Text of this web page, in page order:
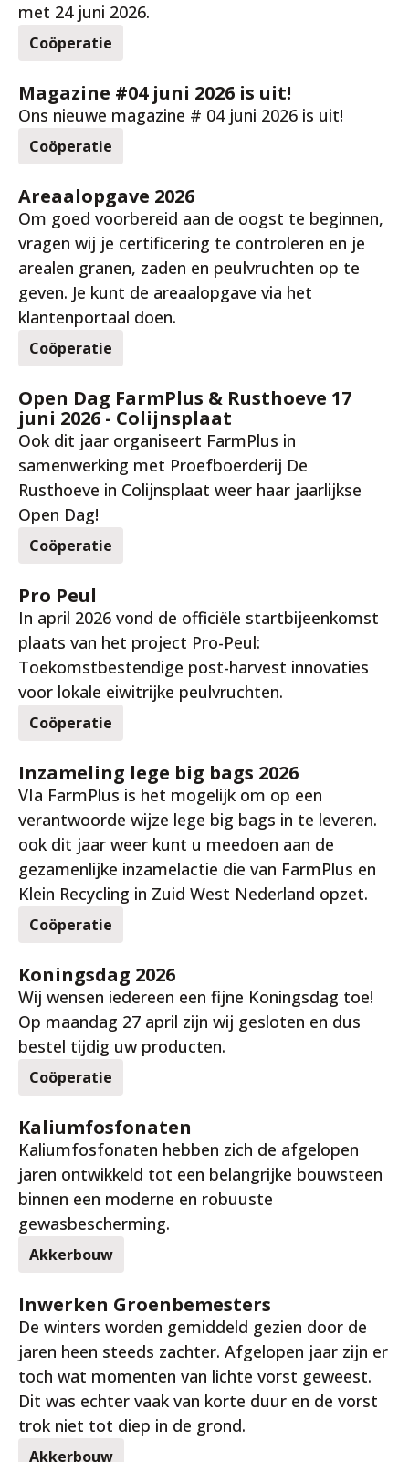
met 24 juni 2026.
Coöperatie
Magazine #04 juni 2026 is uit!
Ons nieuwe magazine # 04 juni 2026 is uit!
Coöperatie
Areaalopgave 2026
Om goed voorbereid aan de oogst te beginnen,
vragen wij je certificering te controleren en je
arealen granen, zaden en peulvruchten op te
geven. Je kunt de areaalopgave via het
klantenportaal doen.
Coöperatie
Open Dag FarmPlus & Rusthoeve 17
juni 2026 - Colijnsplaat
Ook dit jaar organiseert FarmPlus in
samenwerking met Proefboerderij De
Rusthoeve in Colijnsplaat weer haar jaarlijkse
Open Dag!
Coöperatie
Pro Peul
In april 2026 vond de officiële startbijeenkomst
plaats van het project Pro-Peul:
Toekomstbestendige post-harvest innovaties
voor lokale eiwitrijke peulvruchten.
Coöperatie
Inzameling lege big bags 2026
VIa FarmPlus is het mogelijk om op een
verantwoorde wijze lege big bags in te leveren.
ook dit jaar weer kunt u meedoen aan de
gezamenlijke inzamelactie die van FarmPlus en
Klein Recycling in Zuid West Nederland opzet.
Coöperatie
Koningsdag 2026
Wij wensen iedereen een fijne Koningsdag toe!
Op maandag 27 april zijn wij gesloten en dus
bestel tijdig uw producten.
Coöperatie
Kaliumfosfonaten
Kaliumfosfonaten hebben zich de afgelopen
jaren ontwikkeld tot een belangrijke bouwsteen
binnen een moderne en robuuste
gewasbescherming.
Akkerbouw
Inwerken Groenbemesters
De winters worden gemiddeld gezien door de
jaren heen steeds zachter. Afgelopen jaar zijn er
toch wat momenten van lichte vorst geweest.
Dit was echter vaak van korte duur en de vorst
trok niet tot diep in de grond.
Akkerbouw